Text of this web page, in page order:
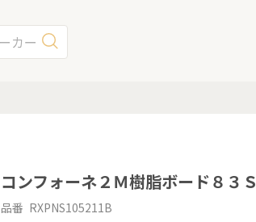
コンフォーネ２Ｍ樹脂ボード８３Ｓ
品番 RXPNS105211B